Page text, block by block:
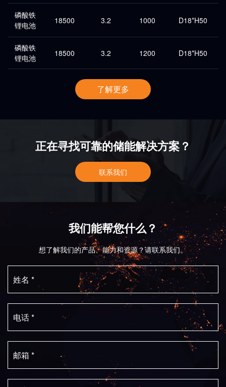
磷酸铁
锂电池
18500 3.2 1000 D18*H50
磷酸铁
锂电池
18500 3.2 1200 D18*H50
了解更多
正在寻找可靠的储能解决方案？
联系我们
我们能帮您什么？
想了解我们的产品、能力和资源？请联系我们。